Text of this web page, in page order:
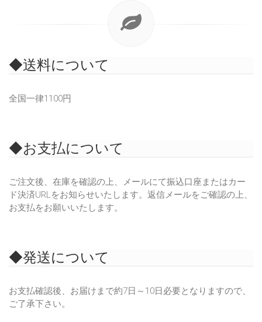
◆送料について
全国一律1100円
◆お支払について
ご注文後、在庫を確認の上、メールにて振込口座またはカー
ド決済URLをお知らせいたします。返信メールをご確認の上、
お支払をお願いいたします。
◆発送について
お支払確認後、お届けまで約7日～10日必要となりますので、
ご了承下さい。